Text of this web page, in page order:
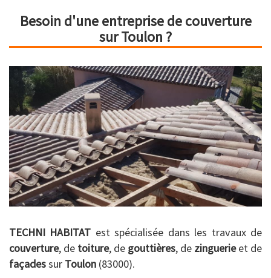
Besoin d'une entreprise de couverture
sur Toulon ?
TECHNI HABITAT est spécialisée dans les travaux de
couverture, de toiture, de gouttières, de zinguerieet de
façadessur Toulon (83000).